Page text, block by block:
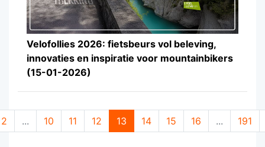
Velofollies 2026: fietsbeurs vol beleving,
innovaties en inspiratie voor mountainbikers
(15-01-2026)
2 ... 10 11 12 13 14 15 16 ... 191